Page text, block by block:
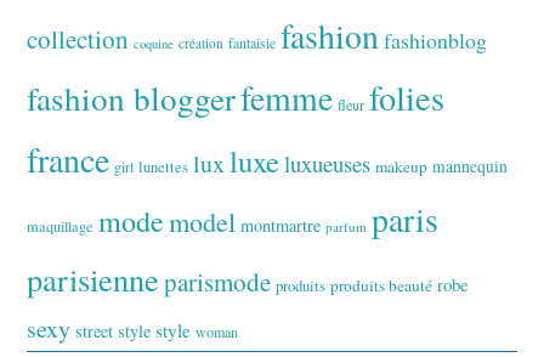
collection coquine création fantaisie fashionfashionblog
fashion bloggerfemme fleur folies
france girl lunettes luxluxeluxueuses makeup mannequin
maquillage modemodel montmartre parfum paris
parisienneparismode produits produits beauté robe
sexy street style style woman